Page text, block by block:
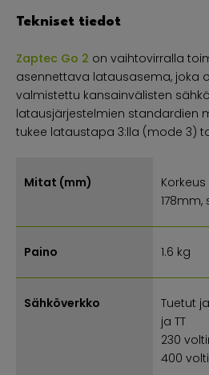
Tekniset tiedot
Zaptec Go 2 on vaihtovirralla
asennettava latausasema, joka
valmistettu kansainvälisten
latausjärjestelmien standardien
tukee lataustapa 3:lla (mode 3)
Mitat (mm)
178mm,
Paino 1.6 kg
Sähköverkko
Tuetut
ja TT
230
400